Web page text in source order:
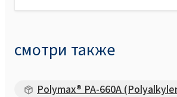
смотри также
Polymax® PA-660A